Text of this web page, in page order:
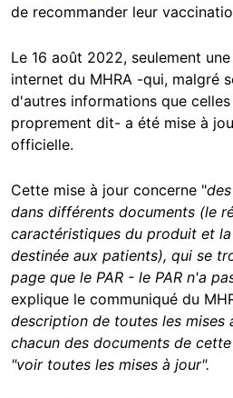
de recommander leur
Le 16 août 2022, seulement
internet du MHRA -qui, malgré
d'autres informations que celles
proprement dit- a été mise à
officielle.
Cette mise à jour concerne "
dans différents documents (le
caractéristiques du produit et
destinée aux patients), qui se
page que le PAR - le PAR n'a
explique le communiqué du
description de toutes les mises
chacun des documents de
"voir toutes les mises à jour".